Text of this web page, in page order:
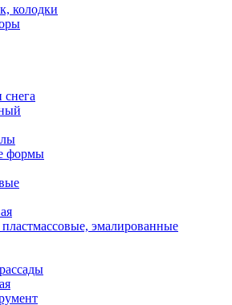
колодки
снега
формы
эмалированные